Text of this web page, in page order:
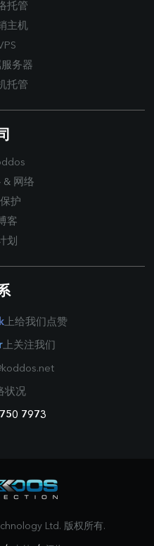
托管
主机
务器
托管
& 网络
护
客
划
上给我们点赞
上关注我们
状况
7973
Ltd. 版权所有.